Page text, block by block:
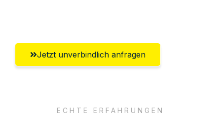
Jetzt unverbindlich anfragen
ECHTE ERFAHRUNGEN